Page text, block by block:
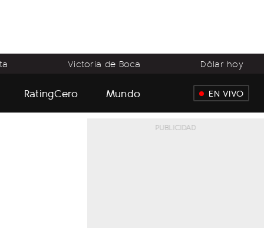
Victoria de Boca Dólar hoy
RatingCero Mundo EN VIVO